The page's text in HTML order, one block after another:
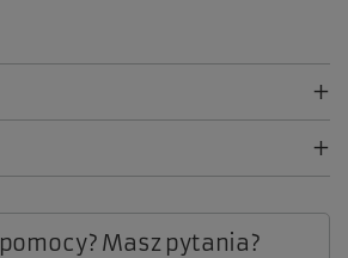
Masz pytania?